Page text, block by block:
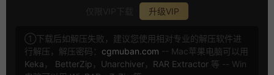
升级VIP
①下载后如解压失败，建议您使用相对专业的解压软件进
行解压，解压密码： cgmuban.com -- Mac苹果电脑可以用
Keka ， BetterZip ， Unarchiver， RAR Extractor 等 -- Win